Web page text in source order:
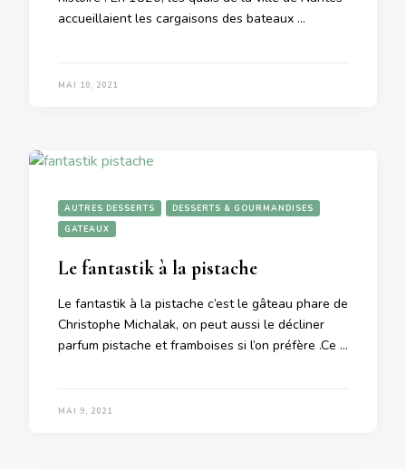
accueillaient les cargaisons des bateaux …
MAI 10, 2021
AUTRES DESSERTS
DESSERTS & GOURMANDISES
GATEAUX
Le fantastik à la pistache
Le fantastik à la pistache c’est le gâteau phare de
Christophe Michalak, on peut aussi le décliner
parfum pistache et framboises si l’on préfère .Ce …
MAI 9, 2021